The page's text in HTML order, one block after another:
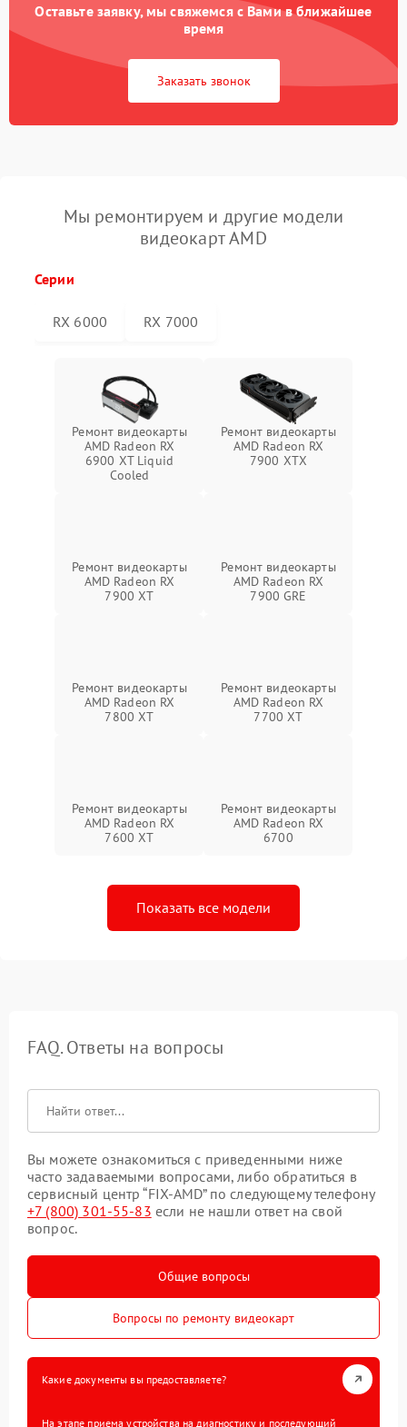
Оставьте заявку, мы свяжемся с Вами в ближайшее
время
Заказать звонок
Мы ремонтируем и другие модели
видеокарт AMD
Серии
RX 6000 RX 7000
Ремонт видеокарты
AMD Radeon RX
6900 XT Liquid
Cooled
Ремонт видеокарты
AMD Radeon RX
7900 XTX
Ремонт видеокарты
AMD Radeon RX
7900 XT
Ремонт видеокарты
AMD Radeon RX
7900 GRE
Ремонт видеокарты
AMD Radeon RX
7800 XT
Ремонт видеокарты
AMD Radeon RX
7700 XT
Ремонт видеокарты
AMD Radeon RX
7600 XT
Ремонт видеокарты
AMD Radeon RX
6700
Показать все модели
FAQ. Ответы на вопросы
Вы можете ознакомиться с приведенными ниже
часто задаваемыми вопросами, либо обратиться в
сервисный центр “FIX-AMD” по следующему телефону
+7 (800) 301-55-83 если не нашли ответ на свой
вопрос.
Общие вопросы
Вопросы по ремонту видеокарт
Какие документы вы предоставляете?
На этапе приема устройства на диагностику и последующий